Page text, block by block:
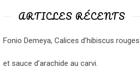
ARTICLES RÉCENTS
Fonio Demeya, Calices d’hibiscus rouges
et sauce d’arachide au carvi.